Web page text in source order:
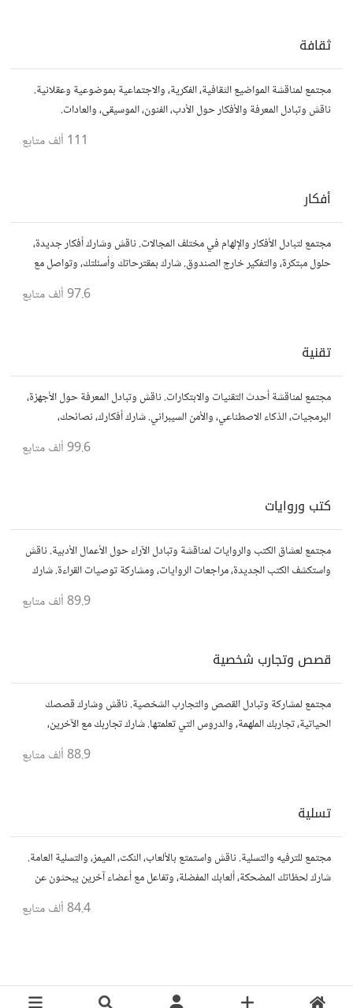
ثقافة
مجتمع لمناقشة المواضيع الثقافية، الفكرية، والاجتماعية بموضوعية وعقلانية.
ناقش وتبادل المعرفة والأفكار حول الأدب، الفنون، الموسيقى، والعادات.
111 ألف متابع
أفكار
مجتمع لتبادل الأفكار والإلهام في مختلف المجالات. ناقش وشارك أفكار جديدة،
حلول مبتكرة، والتفكير خارج الصندوق. شارك بمقترحاتك وأسئلتك، وتواصل مع
97.6 ألف متابع
تقنية
مجتمع لمناقشة أحدث التقنيات والابتكارات. ناقش وتبادل المعرفة حول الأجهزة،
البرمجيات، الذكاء الاصطناعي، والأمن السيبراني. شارك أفكارك، نصائحك،
99.6 ألف متابع
كتب وروايات
مجتمع لعشاق الكتب والروايات لمناقشة وتبادل الآراء حول الأعمال الأدبية. ناقش
واستكشف الكتب الجديدة، مراجعات الروايات، ومشاركة توصيات القراءة. شارك
89.9 ألف متابع
قصص وتجارب شخصية
مجتمع لمشاركة وتبادل القصص والتجارب الشخصية. ناقش وشارك قصصك
الحياتية، تجاربك الملهمة، والدروس التي تعلمتها. شارك تجاربك مع الآخرين،
88.9 ألف متابع
تسلية
مجتمع للترفيه والتسلية. ناقش واستمتع بالألعاب، النكت، الميمز، والتسلية العامة.
شارك لحظاتك المضحكة، ألعابك المفضلة، وتفاعل مع أعضاء آخرين يبحثون عن
84.4 ألف متابع